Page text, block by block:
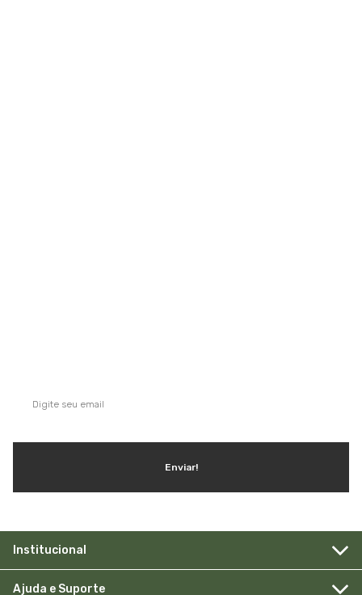
Enviar!
Institucional
Ajuda e Suporte